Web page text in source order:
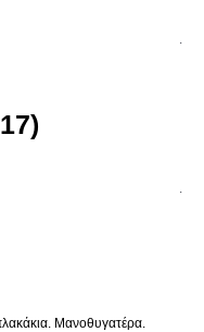
.
.
Μανοθυγατέρα.